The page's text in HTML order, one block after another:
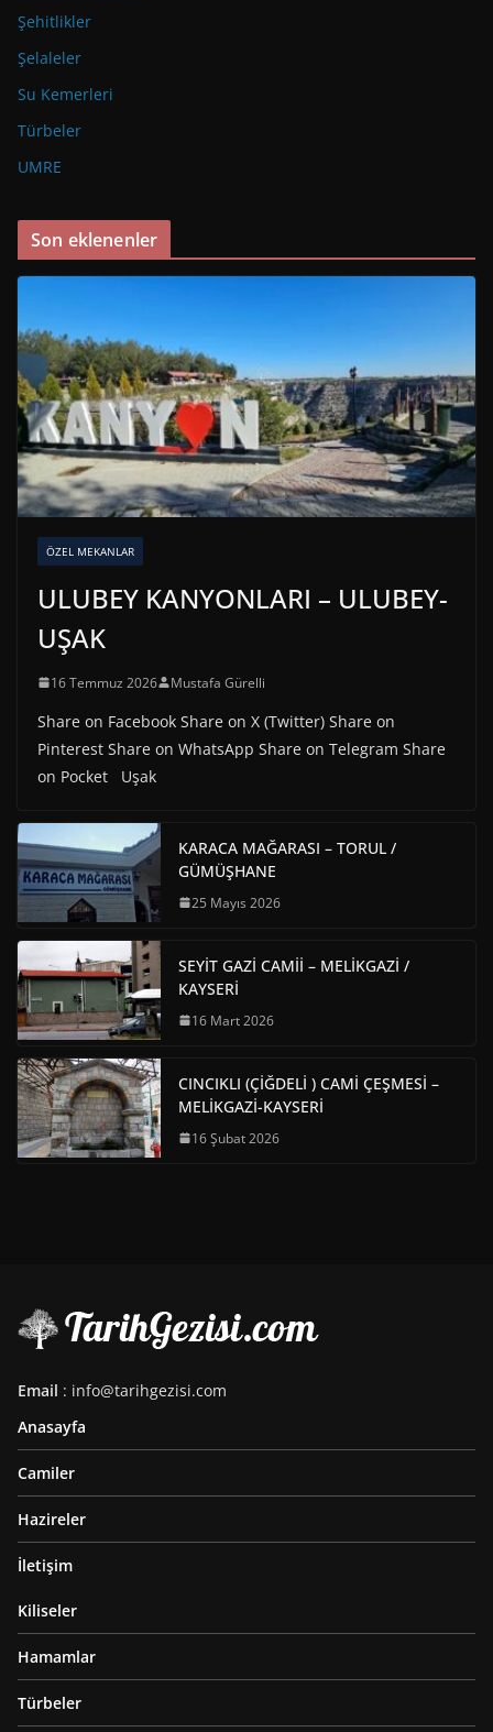
Şehitlikler
Şelaleler
Su Kemerleri
Türbeler
UMRE
Son eklenenler
ÖZEL MEKANLAR
ULUBEY KANYONLARI – ULUBEY-
UŞAK
16 Temmuz 2026 Mustafa Gürelli
Share on Facebook Share on X (Twitter) Share on
Pinterest Share on WhatsApp Share on Telegram Share
on Pocket Uşak
KARACA MAĞARASI – TORUL /
GÜMÜŞHANE
25 Mayıs 2026
SEYİT GAZİ CAMİİ – MELİKGAZİ /
KAYSERİ
16 Mart 2026
CINCIKLI (ÇİĞDELİ ) CAMİ ÇEŞMESİ –
MELİKGAZİ-KAYSERİ
16 Şubat 2026
Email : info@tarihgezisi.com
Anasayfa
Camiler
Hazireler
İletişim
Kiliseler
Hamamlar
Türbeler